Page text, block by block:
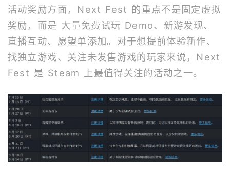
活动奖励方面，Next Fest 的重点不是固定虚拟
奖励，而是 大量免费试玩 Demo、新游发现、
直播互动、愿望单添加。对于想提前体验新作、
找独立游戏、关注未发售游戏的玩家来说，Next
Fest 是 Steam 上最值得关注的活动之一。